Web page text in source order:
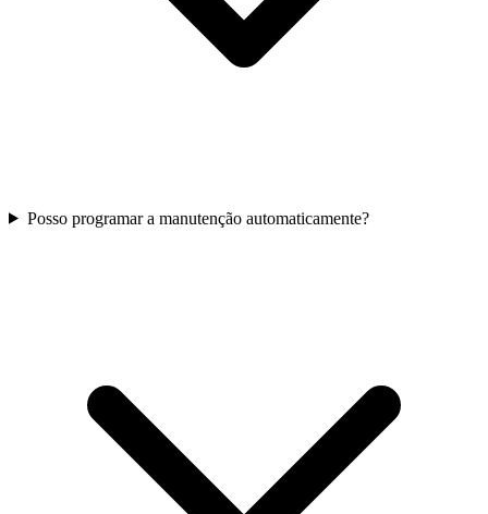
Posso programar a manutenção automaticamente?